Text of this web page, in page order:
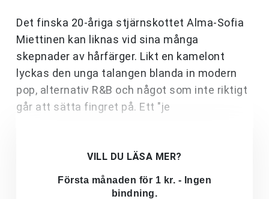
Det finska 20-åriga stjärnskottet Alma-Sofia
Miettinen kan liknas vid sina många
skepnader av hårfärger. Likt en kamelont
lyckas den unga talangen blanda in modern
pop, alternativ R&B och något som inte riktigt
går att sätta fingret på. Ett "je
VILL DU LÄSA MER?
Första månaden för 1 kr. - Ingen
bindning.